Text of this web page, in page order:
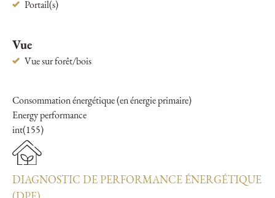
Portail(s)
Vue
Vue sur forêt/bois
Consommation énergétique (en énergie primaire)
Energy performance
int(155)
DIAGNOSTIC DE PERFORMANCE ÉNERGÉTIQUE